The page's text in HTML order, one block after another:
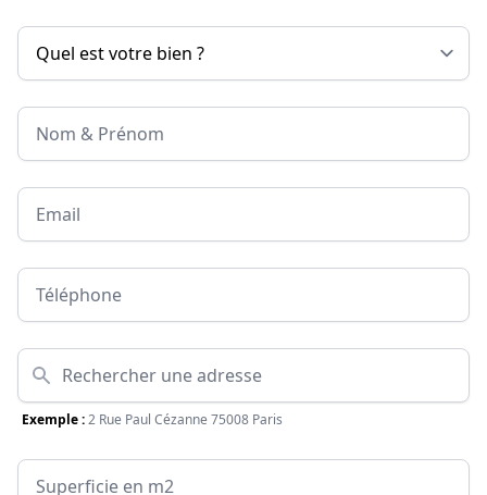
Nom & Prénom
Email
Téléphone
Adresse
Exemple :2 Rue Paul Cézanne 75008 Paris
Surface